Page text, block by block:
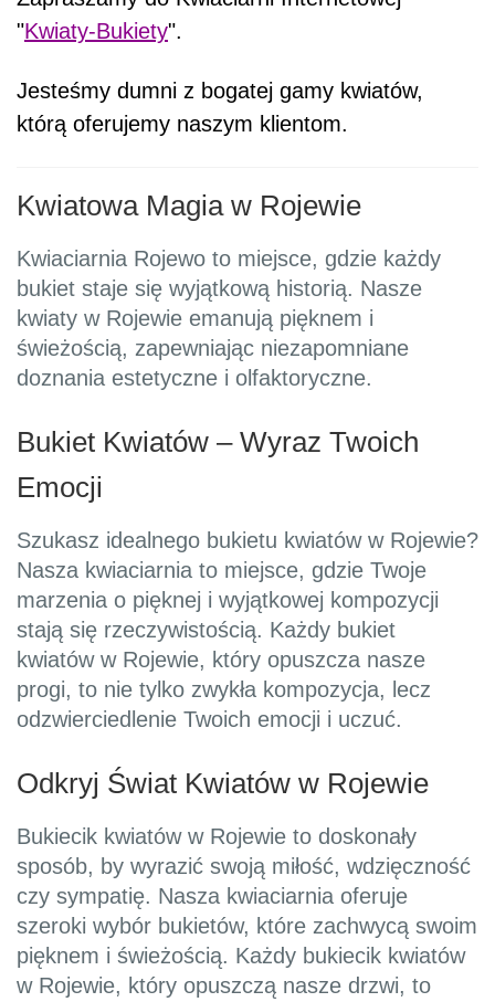
"Kwiaty-Bukiety".
Jesteśmy dumni z bogatej gamy kwiatów,
którą oferujemy naszym klientom.
Kwiatowa Magia w Rojewie
Kwiaciarnia Rojewo to miejsce, gdzie każdy
bukiet staje się wyjątkową historią. Nasze
kwiaty w Rojewie emanują pięknem i
świeżością, zapewniając niezapomniane
doznania estetyczne i olfaktoryczne.
Bukiet Kwiatów – Wyraz Twoich
Emocji
Szukasz idealnego bukietu kwiatów w Rojewie?
Nasza kwiaciarnia to miejsce, gdzie Twoje
marzenia o pięknej i wyjątkowej kompozycji
stają się rzeczywistością. Każdy bukiet
kwiatów w Rojewie, który opuszcza nasze
progi, to nie tylko zwykła kompozycja, lecz
odzwierciedlenie Twoich emocji i uczuć.
Odkryj Świat Kwiatów w Rojewie
Bukiecik kwiatów w Rojewie to doskonały
sposób, by wyrazić swoją miłość, wdzięczność
czy sympatię. Nasza kwiaciarnia oferuje
szeroki wybór bukietów, które zachwycą swoim
pięknem i świeżością. Każdy bukiecik kwiatów
w Rojewie, który opuszczą nasze drzwi, to